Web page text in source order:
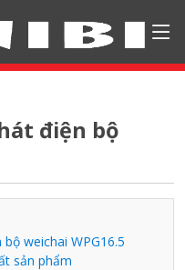
điện bộ
weichai WPG16.5
sản phẩm